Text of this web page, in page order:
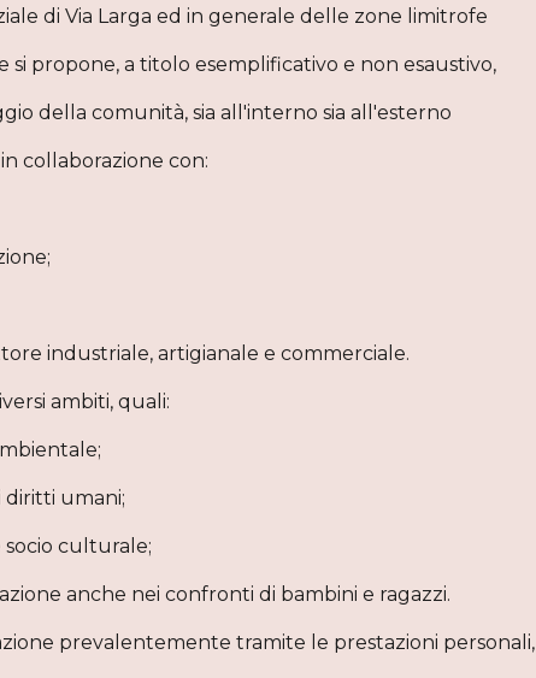
di Via Larga ed in generale delle zone limitrofe
si propone, a titolo esemplificativo e non esaustivo,
della comunità, sia all'interno sia all'esterno
collaborazione con:
industriale, artigianale e commerciale.
ambiti, quali:
umani;
culturale;
anche nei confronti di bambini e ragazzi.
prevalentemente tramite le prestazioni personali,